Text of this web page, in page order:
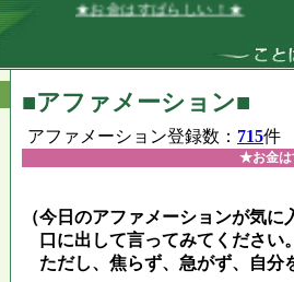
★お金はすばらしい！★
■アファメーション■
アファメーション登録数： 715件
★お金は
（今日のアファメーションが気
口に出して言ってみてください
ただし、焦らず、急がず、自分